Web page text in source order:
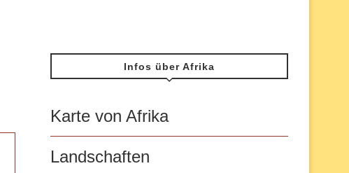
Infos über Afrika
Karte von Afrika
Landschaften